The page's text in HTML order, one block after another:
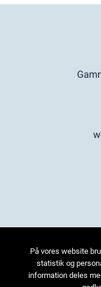
På vores website
statistik og
information deles